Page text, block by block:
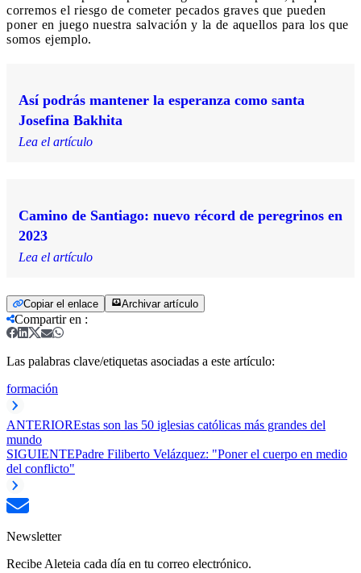
corremos el riesgo de cometer pecados graves que pueden
poner en juego nuestra salvación y la de aquellos para los que
somos ejemplo.
Así podrás mantener la esperanza como santa
Josefina Bakhita
Lea el artículo
Camino de Santiago: nuevo récord de peregrinos en
2023
Lea el artículo
Copiar el enlace Archivar artículo
Compartir en :
Las palabras clave/etiquetas asociadas a este artículo:
formación
ANTERIOREstas son las 50 iglesias católicas más grandes del
mundo
SIGUIENTEPadre Filiberto Velázquez: "Poner el cuerpo en medio
del conflicto"
Newsletter
Recibe Aleteia cada día en tu correo electrónico.